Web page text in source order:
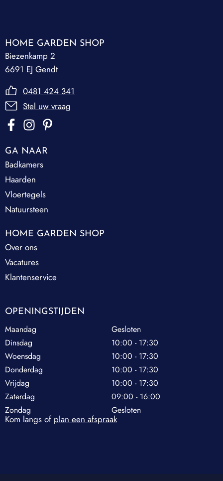
HOME GARDEN SHOP
Biezenkamp 2
6691 EJ Gendt
0481 424 341
Stel uw vraag
GA NAAR
Badkamers
Haarden
Vloertegels
Natuursteen
HOME GARDEN SHOP
Over ons
Vacatures
Klantenservice
OPENINGSTIJDEN
Maandag
Gesloten
Dinsdag
10:00 - 17:30
Woensdag
10:00 - 17:30
Donderdag
10:00 - 17:30
Vrijdag
10:00 - 17:30
Zaterdag
09:00 - 16:00
Zondag
Gesloten
Kom langs of plan een afspraak